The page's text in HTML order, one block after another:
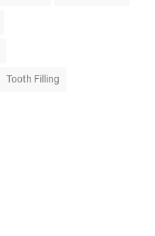
Tooth Filling